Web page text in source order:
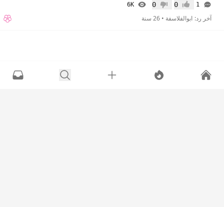
1 إعجاب0 عدم إعجاب
0
6K
آخر رد: ابوالفلاسفة • 26 سنة